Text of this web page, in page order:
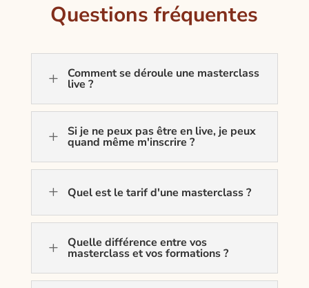
Questions fréquentes
L Comment se déroule une masterclass
live ?
L Si je ne peux pas être en live, je peux
quand même m'inscrire ?
L Quel est le tarif d'une masterclass ?
L Quelle différence entre vos
masterclass et vos formations ?